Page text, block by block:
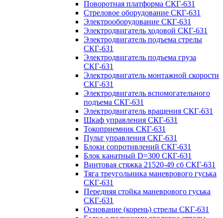
Поворотная платформа СКГ-631
Стреловое оборудование СКГ-631
Электрооборудование СКГ-631
Электродвигатель ходовой СКГ-631
Электродвигатель подъема стрелы
СКГ-631
Электродвигатель подъема груза
СКГ-631
Электродвигатель монтажной скорости
СКГ-631
Электродвигатель вспомогательного
подъема СКГ-631
Электродвигатель вращения СКГ-631
Шкаф управления СКГ-631
Токоприемник СКГ-631
Пульт управления СКГ-631
Блоки сопротивлений СКГ-631
Блок канатный D=300 СКГ-631
Винтовая стяжка 21520-49 сб СКГ-631
Тяга треугольника маневрового гуська
СКГ-631
Передняя стойка маневрового гуська
СКГ-631
Основание (корень) стрелы СКГ-631